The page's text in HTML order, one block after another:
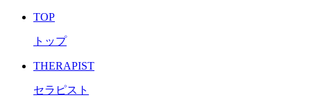
TOP
トップ
THERAPIST
セラピスト